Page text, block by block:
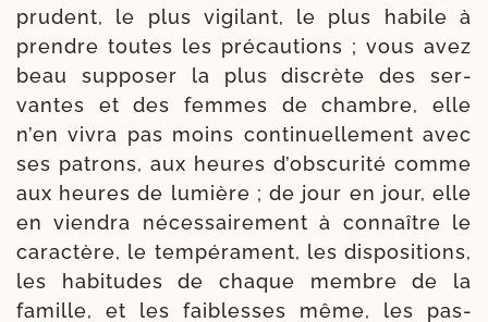
pru­dent, le plus vigi­lant, le plus habile à
prendre toutes les pré­cau­tions ; vous avez
beau sup­po­ser la plus dis­crète des ser­
vantes et des femmes de chambre, elle
n’en vivra pas moins conti­nuel­le­ment avec
ses patrons, aux heures d’obscurité comme
aux heures de lumière ; de jour en jour, elle
en vien­dra néces­sai­re­ment à connaître le
carac­tère, le tem­pé­ra­ment, les dis­po­si­tions,
les habi­tudes de chaque membre de la
famille, et les fai­blesses même, les pas­